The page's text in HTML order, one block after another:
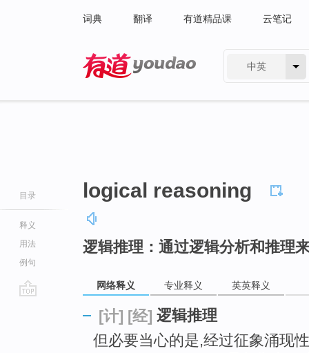
词典 翻译 有道精品课 云笔记
中英
目录
释义
用法
例句
logical reasoning
逻辑推理：通过逻辑分析和推理
网络释义 专业释义 英英释义
[计] [经] 逻辑推理
但必要当心的是,经过征象涌现